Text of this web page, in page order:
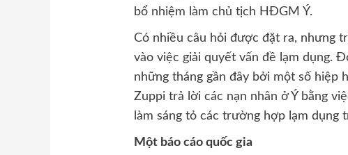
bổ nhiệm làm chủ tịch HĐGM Ý.
Có nhiều câu hỏi được đặt ra, nhưng
vào việc giải quyết vấn đề lạm dụng.
những tháng gần đây bởi một số hiệp
Zuppi trả lời các nạn nhân ở Ý bằng
làm sáng tỏ các trường hợp lạm dụng
Một báo cáo quốc gia